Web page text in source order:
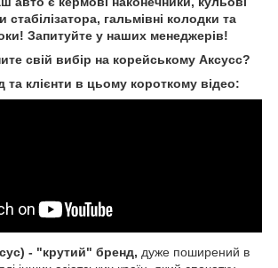
стабілізатора, гальмівні колодки та
Запитуйте у наших менеджерів!
свій вибір на корейському Аксусс?
та клієнти в цьому короткому відео:
- "крутий" бренд, дуже поширений в